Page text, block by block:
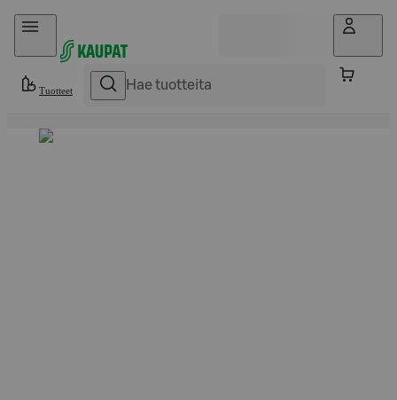
Hyppää sisältöön
Tuotteet